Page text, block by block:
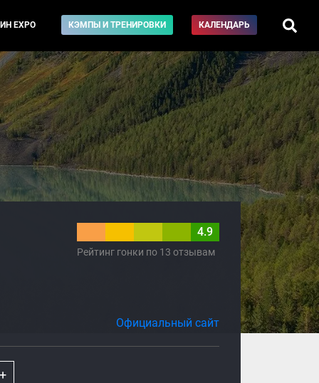
EXPO КЭМПЫ И ТРЕНИРОВКИ КАЛЕНДАРЬ
4.9
Рейтинг гонки по 13 отзывам
Официальный сайт